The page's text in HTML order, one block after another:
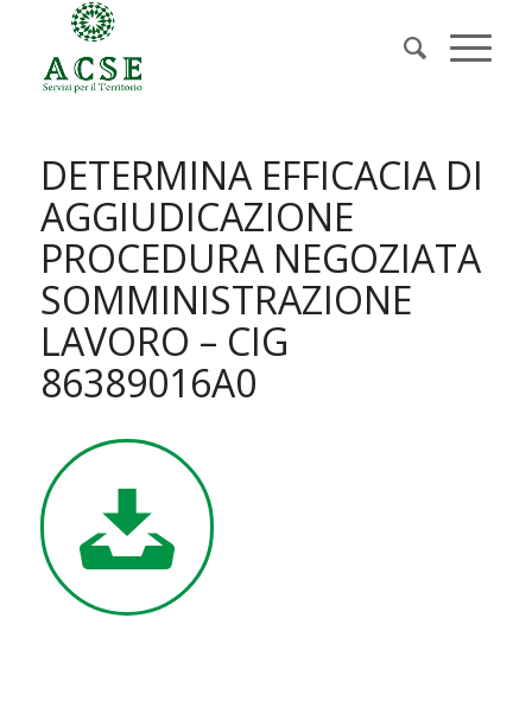
DETERMINA EFFICACIA DI
AGGIUDICAZIONE
PROCEDURA NEGOZIATA
SOMMINISTRAZIONE
LAVORO – CIG
86389016A0